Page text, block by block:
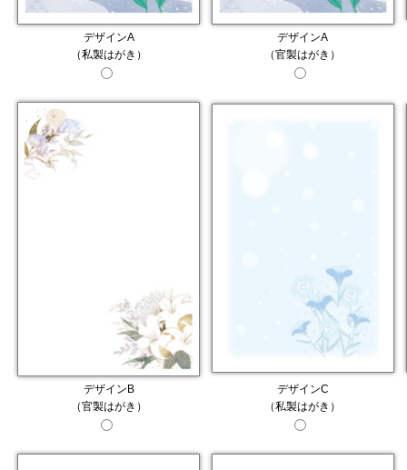
デザインA
（私製はがき）
デザインA
（官製はがき）
デザインB
（官製はがき）
デザインC
（私製はがき）